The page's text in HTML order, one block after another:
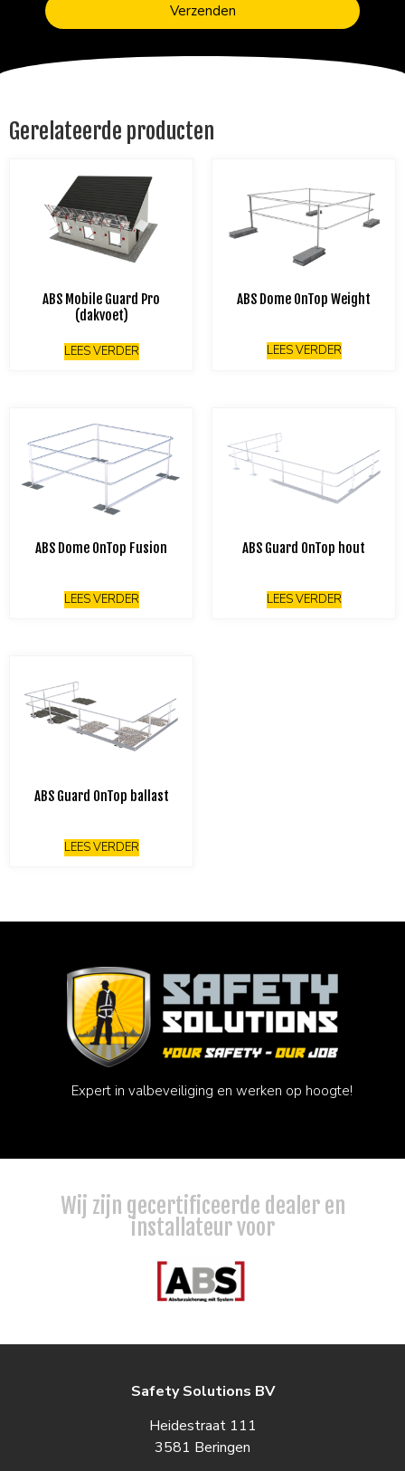
Verzenden
Gerelateerde producten
ABS Mobile Guard Pro
(dakvoet)
LEES VERDER
ABS Dome OnTop Weight
LEES VERDER
ABS Dome OnTop Fusion
LEES VERDER
ABS Guard OnTop hout
LEES VERDER
ABS Guard OnTop ballast
LEES VERDER
Expert in valbeveiliging en werken op hoogte!
Wij zijn gecertificeerde dealer en
installateur voor
Safety Solutions BV
Heidestraat 111
3581 Beringen